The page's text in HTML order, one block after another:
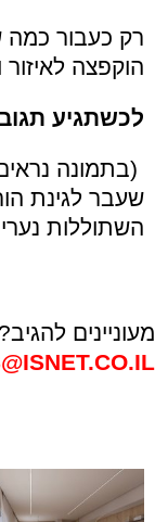
הוקפצה לאיזור
לכשתגיע
(בתמונה
שעבר לגינת
השתוללות
מעוניינים